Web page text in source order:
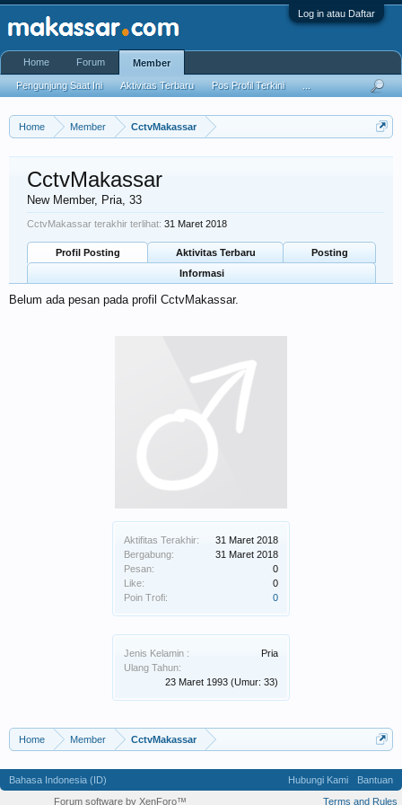
Log in atau Daftar
Home Member CctvMakassar
Aktifitas Terakhir:
31 Maret 2018
Bergabung:
31 Maret 2018
Pesan:
0
Like:
0
Poin Trofi:
0
Jenis Kelamin :
Pria
Ulang Tahun:
23 Maret 1993 (Umur: 33)
CctvMakassar
New Member, Pria, 33
CctvMakassar terakhir terlihat: 31 Maret 2018
Profil Posting Aktivitas Terbaru
Posting
Informasi
Belum ada pesan pada profil CctvMakassar.
Home Member CctvMakassar
Home Forum Member
Pengunjung Saat Ini Aktivitas Terbaru Pos Profil Terkini
Bahasa Indonesia (ID) Hubungi Kami
Bantuan
Terms and Rules
Forum software by XenForo™